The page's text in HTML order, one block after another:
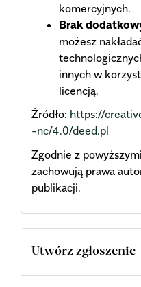
komercyjnych.
Brak
możesz
innych w
licencją.
Źródło: https://
-nc/4.0/deed.pl
Zgodnie z
zachowują prawa
publikacji.
Utwórz zgłoszenie